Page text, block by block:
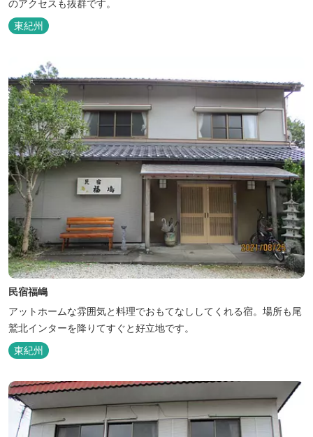
のアクセスも抜群です。
東紀州
民宿福嶋
アットホームな雰囲気と料理でおもてなししてくれる宿。場所も尾
鷲北インターを降りてすぐと好立地です。
東紀州